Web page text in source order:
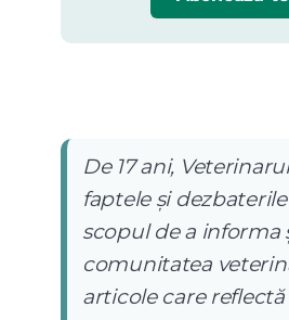
De 17 ani,
faptele și
scopul de a informa
comunitatea
articole care